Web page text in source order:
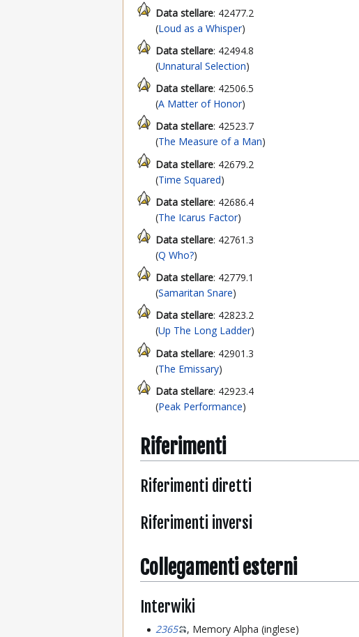
Data stellare: 42477.2
(Loud as a Whisper)
Data stellare: 42494.8
(Unnatural Selection)
Data stellare: 42506.5
(A Matter of Honor)
Data stellare: 42523.7
(The Measure of a Man)
Data stellare: 42679.2
(Time Squared)
Data stellare: 42686.4
(The Icarus Factor)
Data stellare: 42761.3
(Q Who?)
Data stellare: 42779.1
(Samaritan Snare)
Data stellare: 42823.2
(Up The Long Ladder)
Data stellare: 42901.3
(The Emissary)
Data stellare: 42923.4
(Peak Performance)
Riferimenti
Riferimenti diretti
Riferimenti inversi
Collegamenti esterni
Interwiki
2365
, Memory Alpha (inglese)